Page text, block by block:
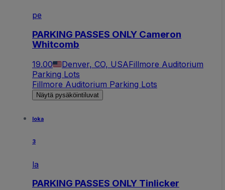
pe
PARKING PASSES ONLY Cameron
Whitcomb
19.00 Denver, CO, USAFillmore Auditorium
Parking Lots
Fillmore Auditorium Parking Lots
Näytä pysäköintiluvat
loka
3
la
PARKING PASSES ONLY Tinlicker